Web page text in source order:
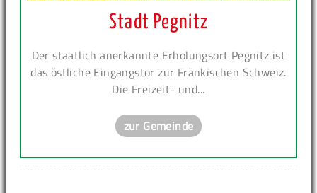
Stadt Pegnitz
Der staatlich anerkannte Erholungsort Pegnitz ist
das östliche Eingangstor zur Fränkischen Schweiz.
Die Freizeit- und...
zur Gemeinde